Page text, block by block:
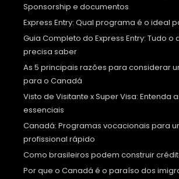
Sponsorship e documentos
Express Entry: Qual programa é o ideal
Guia Completo do Express Entry: Tudo o
precisa saber
As 5 principais razões para considerar
para o Canadá
Visto de Visitante x Super Visa: Entenda
essenciais
Canadá: Programas vocacionais para
profissional rápido
Como brasileiros podem construir
Por que o Canadá é o paraíso dos